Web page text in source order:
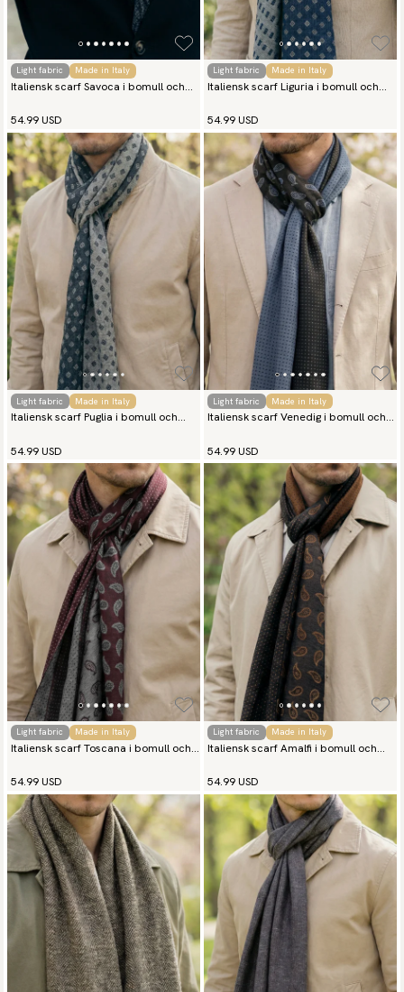
Light fabric Made in Italy
Italiensk scarf Savoca i bomull och
54.99 USD
Light fabric Made in Italy
Italiensk scarf Liguria i bomull och
54.99 USD
Light fabric Made in Italy
Italiensk scarf Puglia i bomull och
54.99 USD
Light fabric Made in Italy
Italiensk scarf Venedig i bomull och
54.99 USD
Light fabric Made in Italy
Italiensk scarf Toscana i bomull och
54.99 USD
Light fabric Made in Italy
Italiensk scarf Amalfi i bomull och
54.99 USD